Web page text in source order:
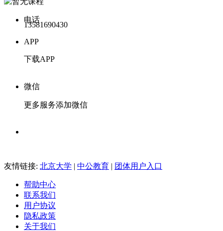
电话
13581690430
APP
下载APP
微信
更多服务添加微信
友情链接: 北京大学 | 中公教育 | 团体用户入口
帮助中心
联系我们
用户协议
隐私政策
关于我们